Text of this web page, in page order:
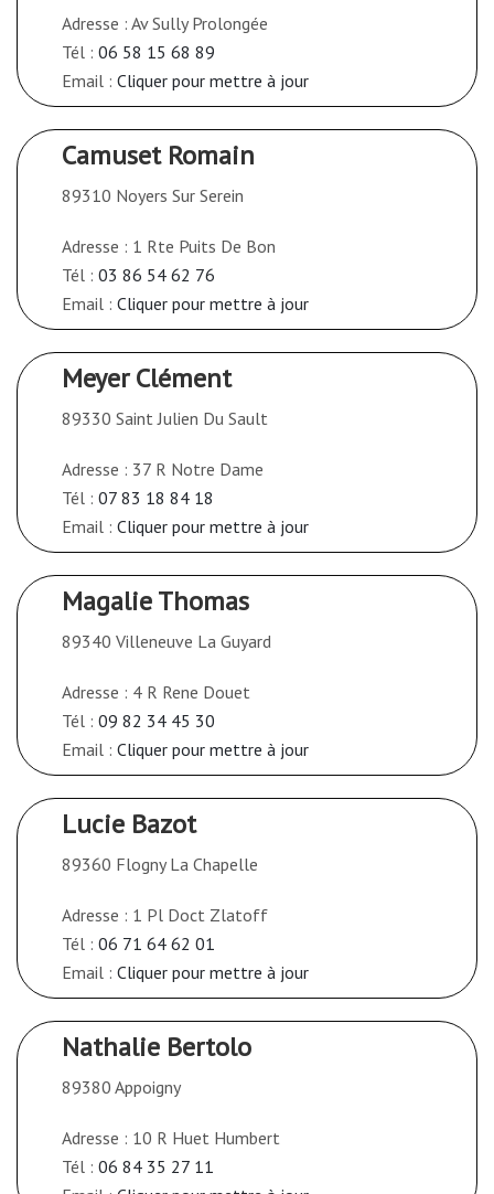
Adresse : Av Sully Prolongée
Tél : 06 58 15 68 89
Email : Cliquer pour mettre à jour
Camuset Romain
89310 Noyers Sur Serein
Adresse : 1 Rte Puits De Bon
Tél : 03 86 54 62 76
Email : Cliquer pour mettre à jour
Meyer Clément
89330 Saint Julien Du Sault
Adresse : 37 R Notre Dame
Tél : 07 83 18 84 18
Email : Cliquer pour mettre à jour
Magalie Thomas
89340 Villeneuve La Guyard
Adresse : 4 R Rene Douet
Tél : 09 82 34 45 30
Email : Cliquer pour mettre à jour
Lucie Bazot
89360 Flogny La Chapelle
Adresse : 1 Pl Doct Zlatoff
Tél : 06 71 64 62 01
Email : Cliquer pour mettre à jour
Nathalie Bertolo
89380 Appoigny
Adresse : 10 R Huet Humbert
Tél : 06 84 35 27 11